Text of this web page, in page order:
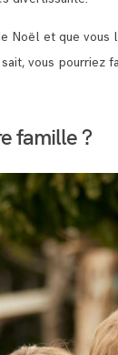
Noël et que
vous pourriez
famille ?